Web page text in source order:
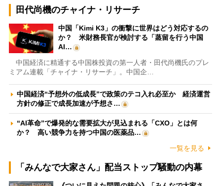
田代尚機のチャイナ・リサーチ
中国「Kimi K3」の衝撃に世界はどう対応するの
か？ 米財務長官が検討する「蒸留を行う中国
AI…
中国経済に精通する中国株投資の第一人者・田代尚機氏のプレ
ミアム連載「チャイナ・リサーチ」。中国企…
中国経済“予想外の低成長”で政策のテコ入れ必至か 経済運営
方針の修正で成長加速が予想さ…
“AI革命”で爆発的な需要拡大が見込まれる「CXO」とは何
か？ 高い競争力を持つ中国の医薬品…
一覧を見る
「みんなで大家さん」配当ストップ騒動の内幕